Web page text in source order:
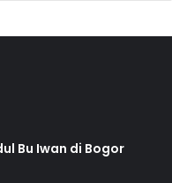
Bu Iwan di Bogor